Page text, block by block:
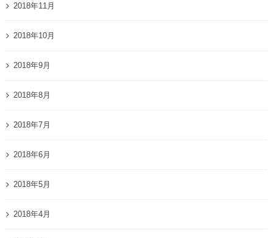
2018年11月
2018年10月
2018年9月
2018年8月
2018年7月
2018年6月
2018年5月
2018年4月